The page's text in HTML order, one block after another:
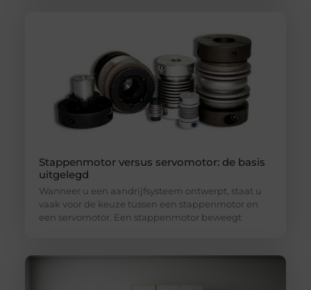
Stappenmotor versus servomotor: de basis
uitgelegd
Wanneer u een aandrijfsysteem ontwerpt, staat u
vaak voor de keuze tussen een stappenmotor en
een servomotor. Een stappenmotor beweegt